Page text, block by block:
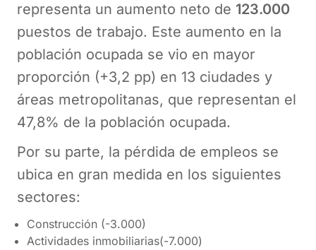
representa un aumento neto de 123.000
puestos de trabajo. Este aumento en la
población ocupada se vio en mayor
proporción (+3,2 pp) en 13 ciudades y
áreas metropolitanas, que representan el
47,8% de la población ocupada.
Por su parte, la pérdida de empleos se
ubica en gran medida en los siguientes
sectores:
Construcción (-3.000)
Actividades inmobiliarias(-7.000)